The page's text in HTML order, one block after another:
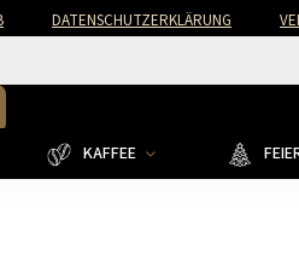
DATENSCHUTZERKLÄRUNG
KAFFEE